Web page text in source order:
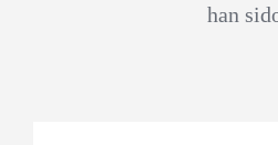
han